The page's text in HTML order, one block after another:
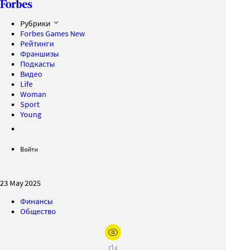
Рубрики
Forbes Games New
Рейтинги
Франшизы
Подкасты
Видео
Life
Woman
Sport
Young
Войти
23 May 2025
Финансы
Общество